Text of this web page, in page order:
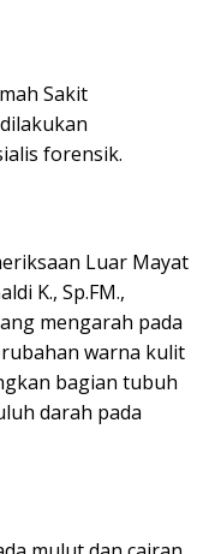
Sakit
forensik.
Luar Mayat
K., Sp.FM.,
mengarah pada
warna kulit
bagian tubuh
darah pada